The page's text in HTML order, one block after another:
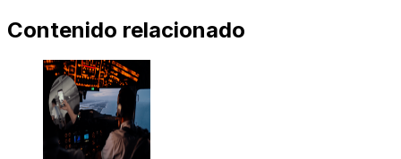
Contenido relacionado